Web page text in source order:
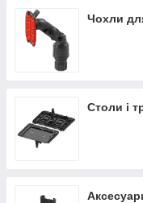
Чохли
Столи і